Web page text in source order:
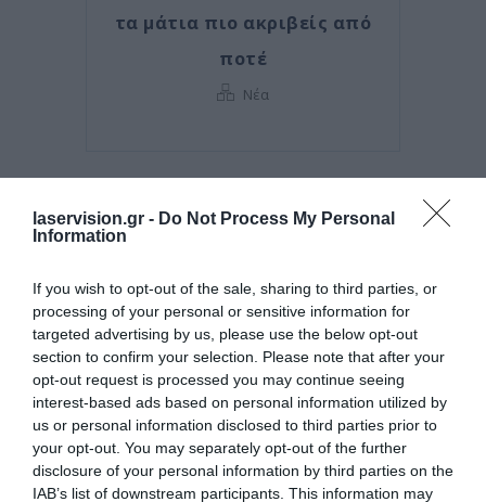
laservision.gr - Do Not Process My Personal
Information
If you wish to opt-out of the sale, sharing to third parties, or
processing of your personal or sensitive information for
targeted advertising by us, please use the below opt-out
section to confirm your selection. Please note that after your
opt-out request is processed you may continue seeing
interest-based ads based on personal information utilized by
us or personal information disclosed to third parties prior to
your opt-out. You may separately opt-out of the further
disclosure of your personal information by third parties on the
IAB’s list of downstream participants. This information may
τα μάτια πιο ακριβείς από
ποτέ
Νέα
Posted on 29 Ιούν 2026
Ωχρά κηλίδα: Γιατί το
καλοκαίρι είναι η πιο